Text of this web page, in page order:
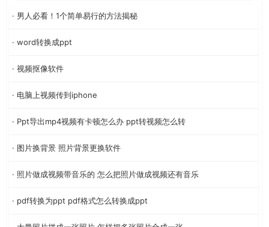
· 男人必看！1个简单易行的方法揭秘
· word转换成ppt
· 视频抠像软件
· 电脑上视频传到iphone
· Ppt导出mp4视频有卡顿怎么办 ppt转视频怎么转
· 图片换背景 照片背景更换软件
· 照片做成视频带音乐的 怎么把照片做成视频还有音乐
· pdf转换为ppt pdf格式怎么转换成ppt